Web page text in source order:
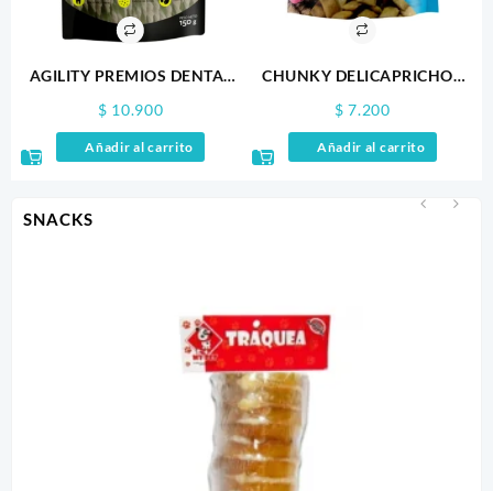
SNACKS
AGILITY PREMIOS DENTAL
$ 10.900
Añadir al carrito
CHUNKY DELICAPRICHOS
$ 7.200
Añadir al carrito